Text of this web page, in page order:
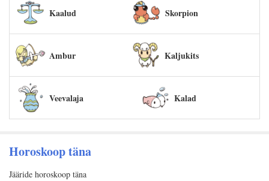
Kaalud Skorpion
Ambur Kaljukits
Veevalaja Kalad
Horoskoop täna
Jääride horoskoop täna